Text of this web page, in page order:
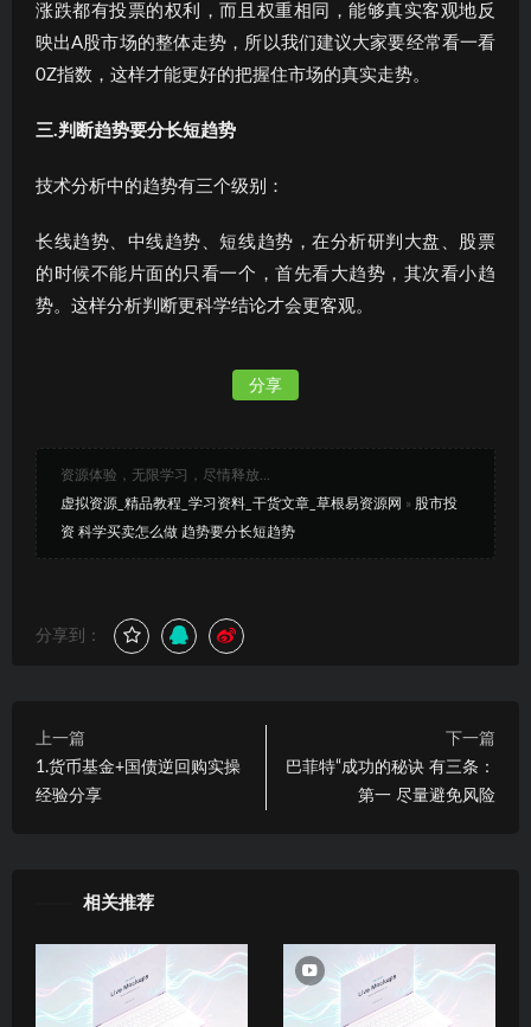
涨跌都有投票的权利，而且权重相同，能够真实客观地反
映出A股市场的整体走势，所以我们建议大家要经常看一看
0Z指数，这样才能更好的把握住市场的真实走势。
三.判断趋势要分长短趋势
技术分析中的趋势有三个级别：
长线趋势、中线趋势、短线趋势，在分析研判大盘、股票
的时候不能片面的只看一个，首先看大趋势，其次看小趋
势。这样分析判断更科学结论才会更客观。
分享
资源体验，无限学习，尽情释放...
虚拟资源_精品教程_学习资料_干货文章_草根易资源网 » 股市投
资 科学买卖怎么做 趋势要分长短趋势
分享到：
上一篇
1.货币基金+国债逆回购实操
经验分享
下一篇
巴菲特“成功的秘诀 有三条：
第一 尽量避免风险
相关推荐